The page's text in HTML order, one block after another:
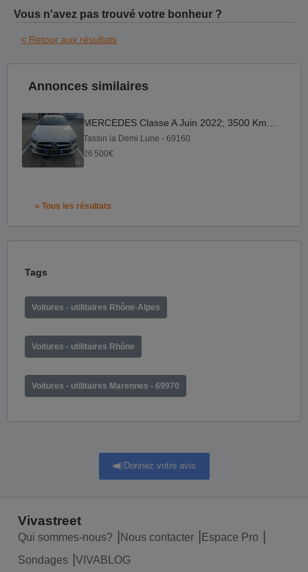
Vous n'avez pas trouvé votre bonheur ?
< Retour aux résultats
Annonces similaires
Tassin la Demi Lune - 69160
26 500€
« Tous les résultats
Tags
Voitures - utilitaires Rhône-Alpes
Voitures - utilitaires Rhône
Voitures - utilitaires Marennes - 69970
Donnez votre avis
Vivastreet
Qui sommes-nous? Nous contacter
Espace Pro
Sondages
VIVABLOG